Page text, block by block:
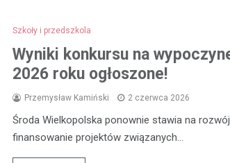
Szkoły i przedszkola
Wyniki konkursu na
2026 roku ogłoszone!
Przemysław Kamiński 2 czerwca 2026
Środa Wielkopolska ponownie stawia na
finansowanie projektów związanych…